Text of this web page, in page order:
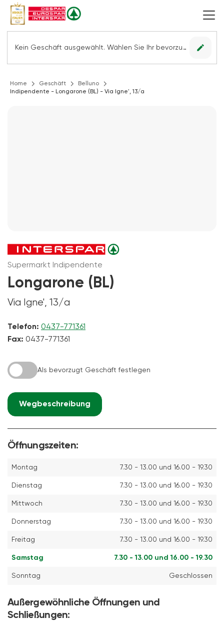
Kein Geschäft ausgewählt. Wählen Sie Ihr bevorzugtes Geschäft, um alle Angebote sehen zu können. edit
Home Geschäft
Belluno
Indipendente - Longarone (BL) - Via Igne', 13/a
Supermarkt Indipendente
Longarone (BL)
Via Igne', 13/a
Telefon: 0437-771361
Fax: 0437-771361
Als bevorzugt Geschäft festlegen
Wegbeschreibung
Öffnungszeiten:
Montag 7.30 - 13.00 und 16.00 - 19.30
Dienstag 7.30 - 13.00 und 16.00 - 19.30
Mittwoch 7.30 - 13.00 und 16.00 - 19.30
Donnerstag 7.30 - 13.00 und 16.00 - 19.30
Freitag 7.30 - 13.00 und 16.00 - 19.30
Samstag 7.30 - 13.00 und 16.00 - 19.30
Sonntag Geschlossen
Außergewöhnliche Öffnungen und
Schließungen: